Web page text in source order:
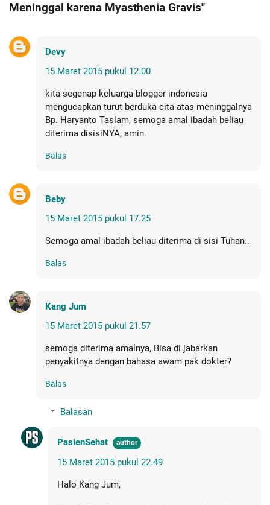
Meninggal karena Myasthenia Gravis"
Devy
15 Maret 2015 pukul 12.00
kita segenap keluarga blogger indonesia
mengucapkan turut berduka cita atas meninggalnya
Bp. Haryanto Taslam, semoga amal ibadah beliau
diterima disisiNYA, amin.
Balas
Beby
15 Maret 2015 pukul 17.25
Semoga amal ibadah beliau diterima di sisi Tuhan..
Balas
Kang Jum
15 Maret 2015 pukul 21.57
semoga diterima amalnya, Bisa di jabarkan
penyakitnya dengan bahasa awam pak dokter?
Balas
Balasan
PasienSehat
15 Maret 2015 pukul 22.49
Halo Kang Jum,